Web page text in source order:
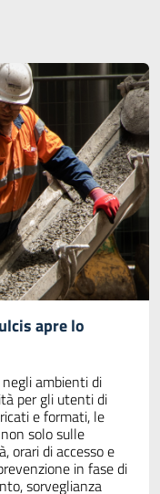
apre lo
ambienti di
per gli utenti di
e formati, le
solo sulle
orari di accesso e
in fase di
sorveglianza